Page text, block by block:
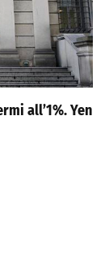
all’1%. Yen